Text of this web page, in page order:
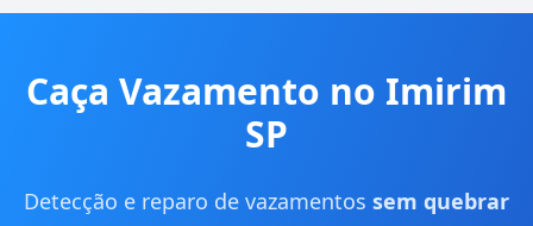
Caça Vazamento no Imirim
SP
Detecção e reparo de vazamentos sem quebrar